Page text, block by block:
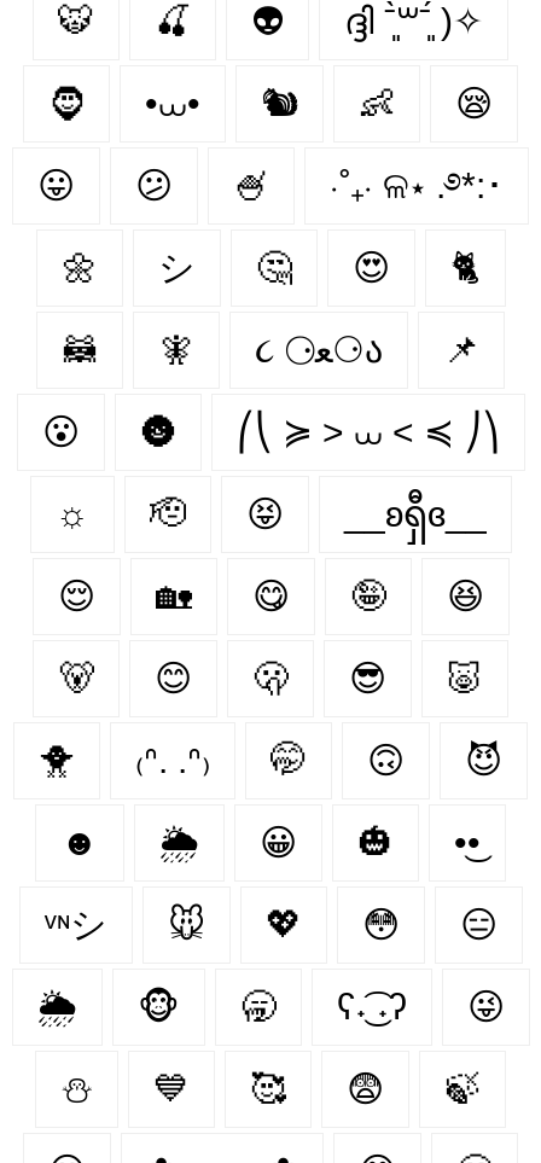
🐯 🍒 👽 ദ്ദി ˉ͈̀꒳ˉ͈́ )✧
🧔 •⩊• 🐿️ 👶 😪
😛 😕 🍧 ⋅˚₊‧ ଳ⋆ .࿔*:･
🌼 シ 🤔 😍 🐈‍
🦝 🧚‍ ૮ ⚆ﻌ⚆ა 📌
😮 🌚 ⎛⎝ ≽ > ⩊ < ≼ ⎠⎞
☼ 🫡 😝 __ʚရှီɞ__
😌 🏡 😋 🤪 😆
🐻‍ 😊 🫢 😎 🐷
🐥 ₍ᐢ. .ᐢ₎ 🤭 🙃 😈
☻ 🌦️ 😀 🎃 •͜•
ᵛᶰシ 🐭 💖 😳 😑
🌦 🐵 🥱 ʕ˖͜͡ ˖ʔ 😜
⛄ 💙 🥰 😨 🍃